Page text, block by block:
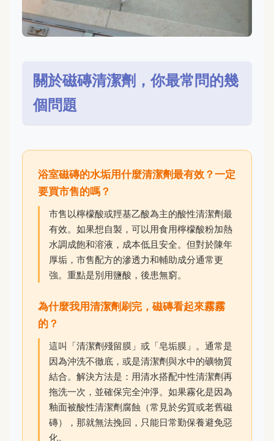
關於磁磚清潔劑，你最常問的幾
個問題
浴室磁磚的水垢用什麼清潔劑最有效？一定
要買市售的嗎？
市售以檸檬酸或羥基乙酸為主的酸性清潔劑最
有效。如果想自製，可以用食用檸檬酸粉加熱
水調成飽和溶液，成本低且安全。但對於陳年
厚垢，市售配方的滲透力和輔助成分通常更
強。重點是別用鹽酸，後患無窮。
為什麼我用清潔劑刷完，磁磚看起來霧霧
的？
這叫「清潔劑殘留膜」或「皂垢膜」。通常是
因為沖洗不徹底，或是清潔劑與水中的礦物質
結合。解決方法是：用清水搭配中性清潔劑再
拖洗一次，並確保完全沖淨。如果霧化是因為
釉面被酸性清潔劑腐蝕（常見於劣質或老舊磁
磚），那就無法挽回，只能日常勤保養避免惡
化。